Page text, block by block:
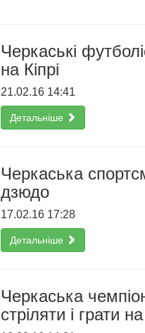
Черкаські
на Кіпрі
21.02.16 14:41
Детальніше
Черкаська
дзюдо
17.02.16 17:28
Детальніше
Черкаська
стріляти і грати